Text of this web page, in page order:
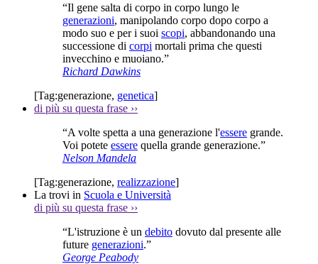
“Il gene salta di corpo in corpo lungo le
generazioni, manipolando corpo dopo corpo a
modo suo e per i suoi scopi, abbandonando una
successione di corpi mortali prima che questi
invecchino e muoiano.”
Richard Dawkins
[Tag:generazione, genetica]
di più su questa frase ››
“A volte spetta a una generazione l'essere grande.
Voi potete essere quella grande generazione.”
Nelson Mandela
[Tag:generazione, realizzazione]
La trovi in Scuola e Università
di più su questa frase ››
“L'istruzione è un debito dovuto dal presente alle
future generazioni.”
George Peabody